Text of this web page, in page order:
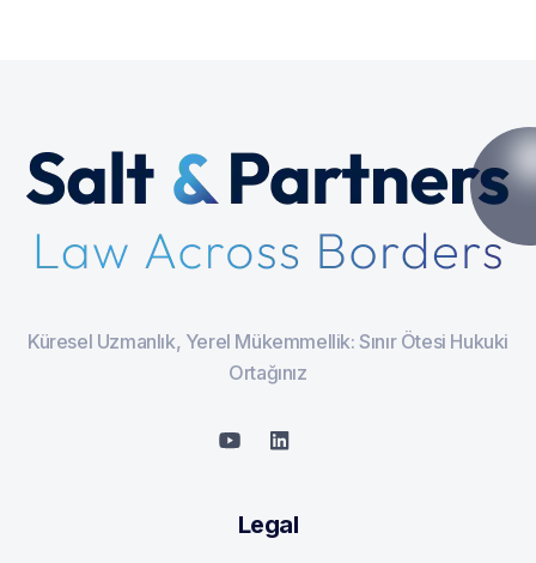
Küresel Uzmanlık, Yerel Mükemmellik: Sınır Ötesi Hukuki
Ortağınız
Legal